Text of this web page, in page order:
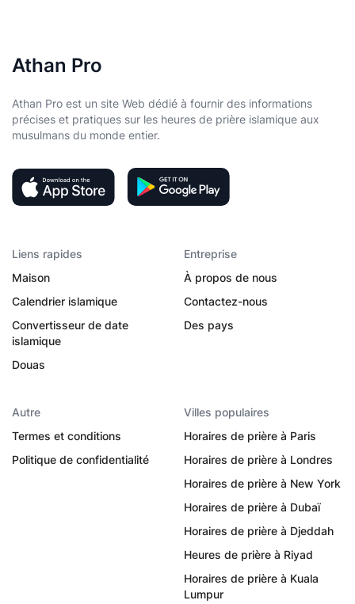
Athan Pro
Athan Pro est un site Web dédié à fournir des informations
précises et pratiques sur les heures de prière islamique aux
musulmans du monde entier.
Liens rapides
Maison
Calendrier islamique
Convertisseur de date
islamique
Douas
Entreprise
À propos de nous
Contactez-nous
Des pays
Autre
Termes et conditions
Politique de confidentialité
Villes populaires
Horaires de prière à Paris
Horaires de prière à Londres
Horaires de prière à New York
Horaires de prière à Dubaï
Horaires de prière à Djeddah
Heures de prière à Riyad
Horaires de prière à Kuala
Lumpur